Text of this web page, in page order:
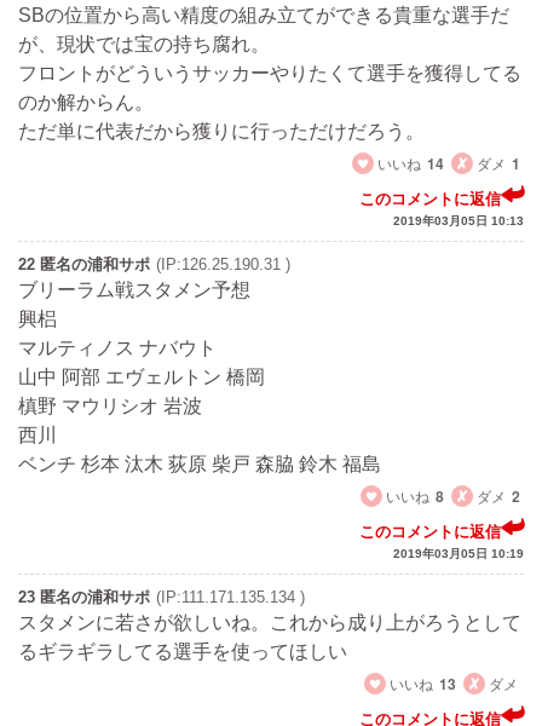
SBの位置から高い精度の組み立てができる貴重な選手だ
が、現状では宝の持ち腐れ。
フロントがどういうサッカーやりたくて選手を獲得してる
のか解からん。
ただ単に代表だから獲りに行っただけだろう。
いいね 14 ダメ 1
このコメントに返信
2019年03月05日 10:13
22 匿名の浦和サポ (IP:126.25.190.31 )
ブリーラム戦スタメン予想
興梠
マルティノス ナバウト
山中 阿部 エヴェルトン 橋岡
槙野 マウリシオ 岩波
西川
ベンチ 杉本 汰木 荻原 柴戸 森脇 鈴木 福島
いいね 8 ダメ 2
このコメントに返信
2019年03月05日 10:19
23 匿名の浦和サポ (IP:111.171.135.134 )
スタメンに若さが欲しいね。これから成り上がろうとして
るギラギラしてる選手を使ってほしい
いいね 13 ダメ
このコメントに返信